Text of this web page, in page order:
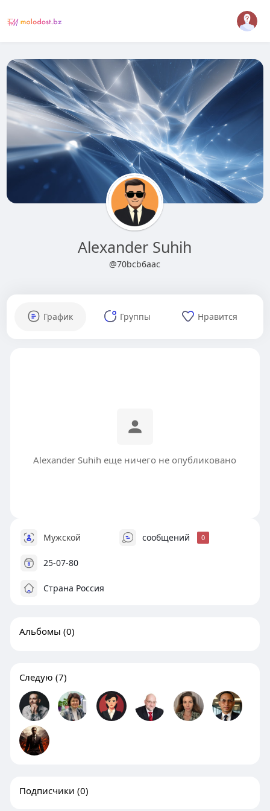
Alexander Suhih
@70bcb6aac
График Группы Нравится
Alexander Suhih еще ничего не опубликовано
Мужской сообщений 0
25-07-80
Страна Россия
Альбомы (0)
Следую (7)
Подписчики (0)